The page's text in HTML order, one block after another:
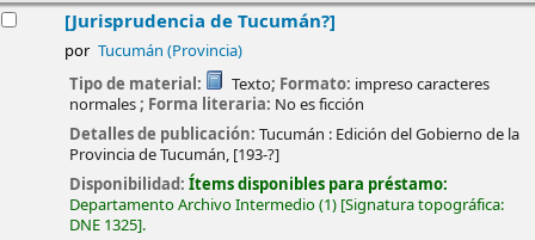
[Jurisprudencia de Tucumán?]
por Tucumán (Provincia)
Tipo de material: Texto; Formato: impreso caracteres
normales; Forma literaria: No es ficción
Detalles de publicación:Tucumán : Edición del Gobierno de la
Provincia de Tucumán, [193-?]
Disponibilidad:Ítems disponibles para préstamo:
Departamento Archivo Intermedio(1) Signatura topográfica:
DNE 1325 .